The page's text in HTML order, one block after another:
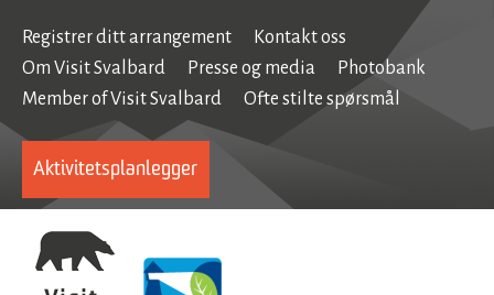
Registrer ditt arrangement
Kontakt oss
Om Visit Svalbard
Presse og media
Photobank
Member of Visit Svalbard
Ofte stilte spørsmål
Aktivitetsplanlegger